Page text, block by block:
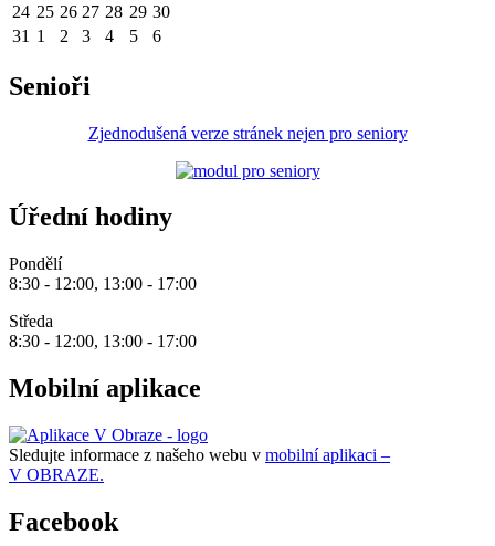
24 25 26 27 28 29 30
31 1 2 3 4 5 6
Senioři
Zjednodušená verze stránek nejen pro seniory
Úřední hodiny
Pondělí
8:30 - 12:00, 13:00 - 17:00
Středa
8:30 - 12:00, 13:00 - 17:00
Mobilní aplikace
Sledujte informace z našeho webu v mobilní aplikaci –
V OBRAZE.
Facebook